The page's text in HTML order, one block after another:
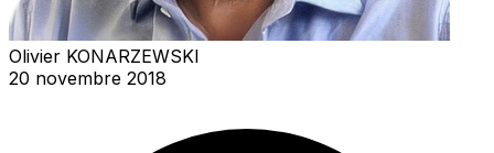
Olivier KONARZEWSKI
20 novembre 2018